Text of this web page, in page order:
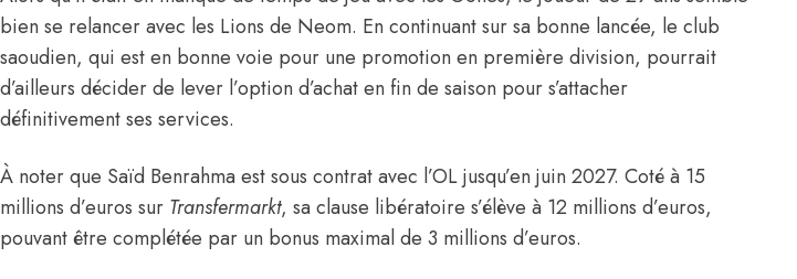
bien se relancer avec les Lions de Neom. En continuant sur sa bonne lancée, le club
saoudien, qui est en bonne voie pour une promotion en première division, pourrait
d’ailleurs décider de lever l’option d’achat en fin de saison pour s’attacher
définitivement ses services.
À noter que Saïd Benrahma est sous contrat avec l’OL jusqu’en juin 2027. Coté à 15
millions d’euros sur Transfermarkt, sa clause libératoire s’élève à 12 millions d’euros,
pouvant être complétée par un bonus maximal de 3 millions d’euros.